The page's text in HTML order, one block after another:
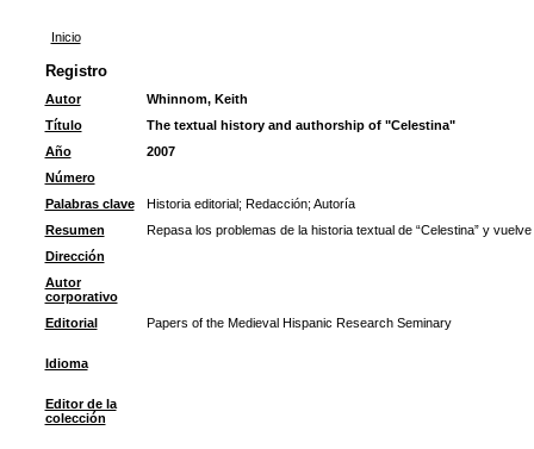
Inicio
Registro
Autor
Whinnom, Keith
Título
The textual history and authorship of "Celestina"
Año
2007
Número
Palabras clave
Historia editorial; Redacción; Autoría
Resumen
Repasa los problemas de la historia textual de “Celestina” y
Dirección
Autor
corporativo
Editorial
Papers of the Medieval Hispanic Research Seminary
Idioma
Editor de la
colección